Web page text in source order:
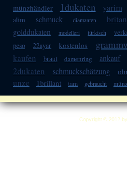
münzhändler 1dukaten yarim
alim schmuck diamanten
golddukaten modelleri türkisch
peso 22ayar kostenlos
kaufen
braut damenring ankauf
2dukaten schmuckschätzung
unze 1brillant tam gebraucht
Copyright © 2012